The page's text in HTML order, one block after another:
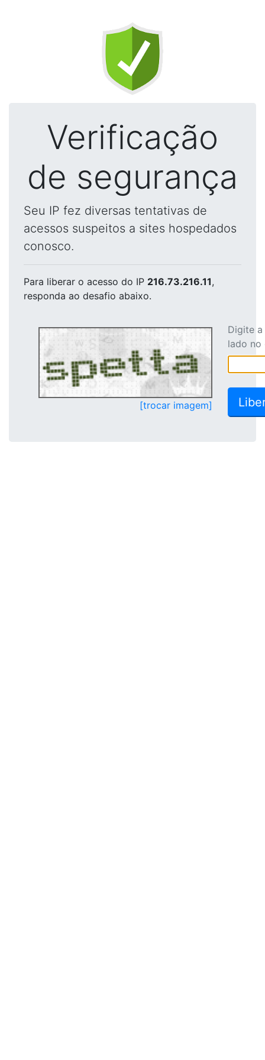
Verificação
de segurança
Seu IP fez diversas tentativas de
acessos suspeitos a sites hospedados
conosco.
Para liberar o acesso do IP 216.73.216.11,
responda ao desafio abaixo.
[trocar imagem]
Digite
lado no